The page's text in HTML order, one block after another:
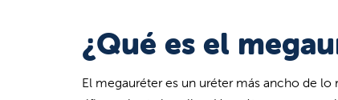
¿Qué es el
El megauréter es un uréter más ancho de